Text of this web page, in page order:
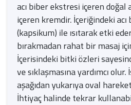
acı biber ekstresi içeren
içeren kremdir. İçeriğindeki
(kapsikum) ile ısıtarak etki
bırakmadan rahat bir masaj
İçerisindeki bitki özleri
ve sıklaşmasına yardımcı
aşağıdan yukarıya oval
İhtiyaç halinde tekrar